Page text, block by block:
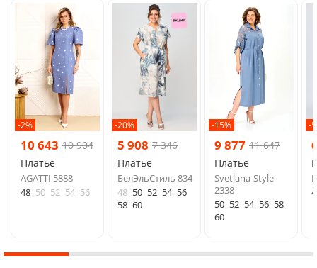
-2%
10 643 10 904
Платье
AGATTI 5888
48 50 52 54 56
-20%
5 908 7 346
Платье
БелЭльСтиль 834
48 50 52 54 56
58 60
-15%
9 877 11 647
Платье
Svetlana-Style
2338
50 52 54 56 58
60
-